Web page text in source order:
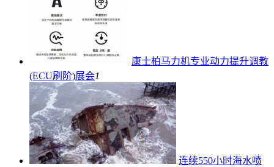
康士柏马力机专业动力提升调教
(ECU刷阶)展会1
连续550小时海水喷